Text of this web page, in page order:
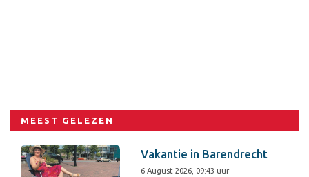
MEEST GELEZEN
Vakantie in Barendrecht
6 August 2026, 09:43 uur